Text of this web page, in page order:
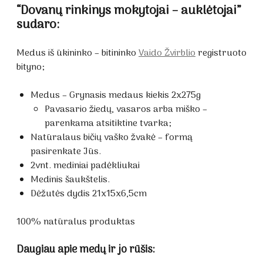
“Dovanų rinkinys mokytojai – auklėtojai”
sudaro:
Medus iš ūkininko – bitininkoVaido Žvirblioregistruoto
bityno;
Medus – Grynasis medaus kiekis 2x275g
Pavasario žiedų, vasaros arba miško –
parenkama atsitiktine tvarka;
Natūralaus bičių vaško žvakė – formą
pasirenkate Jūs.
2vnt. mediniai padėkliukai
Medinis šaukštelis.
Dėžutės dydis 21x15x6,5cm
100% natūralus produktas
Daugiau apie medų ir jo rūšis: